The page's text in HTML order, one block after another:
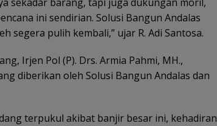
ini sendirian. Solusi Bangun Andalas
segera pulih kembali,” ujar R. Adi Santosa.
Irjen Pol (P). Drs. Armia Pahmi, MH.,
diberikan oleh Solusi Bangun Andalas dan
terpukul akibat banjir besar ini, kehadiran